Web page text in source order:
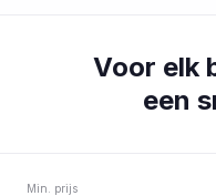
Voor elk
een
Min. prijs